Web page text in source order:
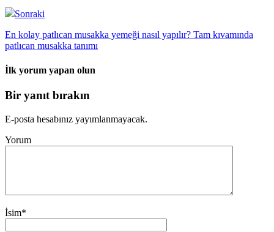
Sonraki
En kolay patlıcan musakka yemeği nasıl yapılır? Tam kıvamında
patlıcan musakka tanımı
İlk yorum yapan olun
Bir yanıt bırakın
E-posta hesabınız yayımlanmayacak.
Yorum
İsim*